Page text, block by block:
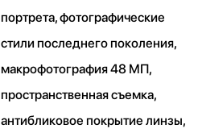
портрета, фотографические
стили последнего поколения,
макрофотография 48 МП,
пространственная съемка,
антибликовое покрытие линзы,